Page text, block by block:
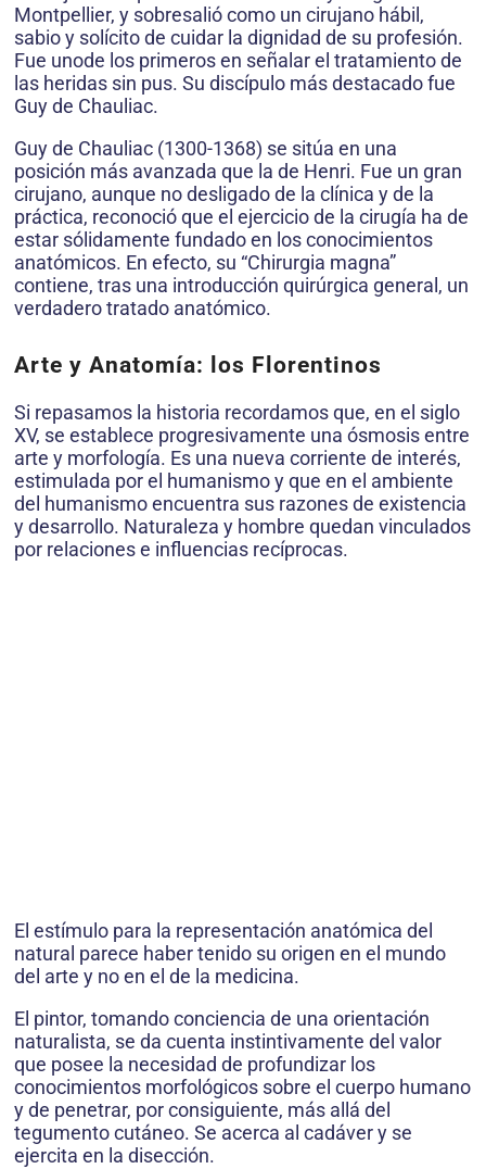
Montpellier, y sobresalió como un cirujano hábil,
sabio y solícito de cuidar la dignidad de su profesión.
Fue unode los primeros en señalar el tratamiento de
las heridas sin pus. Su discípulo más destacado fue
Guy de Chauliac.
Guy de Chauliac (1300-1368) se sitúa en una
posición más avanzada que la de Henri. Fue un gran
cirujano, aunque no desligado de la clínica y de la
práctica, reconoció que el ejercicio de la cirugía ha de
estar sólidamente fundado en los conocimientos
anatómicos. En efecto, su “Chirurgia magna”
contiene, tras una introducción quirúrgica general, un
verdadero tratado anatómico.
Arte y Anatomía: los Florentinos
Si repasamos la historia recordamos que, en el siglo
XV, se establece progresivamente una ósmosis entre
arte y morfología. Es una nueva corriente de interés,
estimulada por el humanismo y que en el ambiente
del humanismo encuentra sus razones de existencia
y desarrollo. Naturaleza y hombre quedan vinculados
por relaciones e influencias recíprocas.
El estímulo para la representación anatómica del
natural parece haber tenido su origen en el mundo
del arte y no en el de la medicina.
El pintor, tomando conciencia de una orientación
naturalista, se da cuenta instintivamente del valor
que posee la necesidad de profundizar los
conocimientos morfológicos sobre el cuerpo humano
y de penetrar, por consiguiente, más allá del
tegumento cutáneo. Se acerca al cadáver y se
ejercita en la disección.